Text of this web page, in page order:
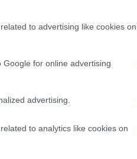
to advertising like cookies on
for online advertising
advertising.
to analytics like cookies on